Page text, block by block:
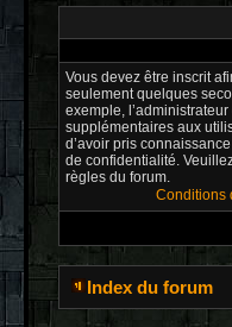
Vous devez être inscrit
seulement quelques
exemple,
supplémentaires aux
d’avoir pris
de confidentialité.
règles du forum.
Conditions
Index du forum